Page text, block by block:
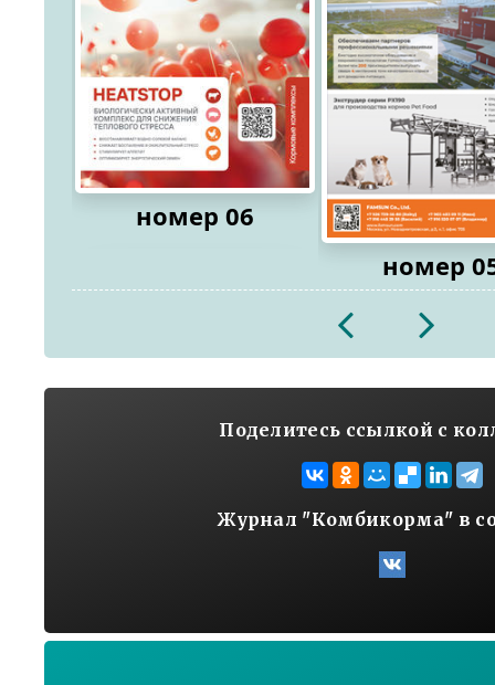
номер 06
номер
2026
Поделитесь ссылкой с
Журнал "Комбикорма" в